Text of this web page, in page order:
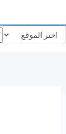
content